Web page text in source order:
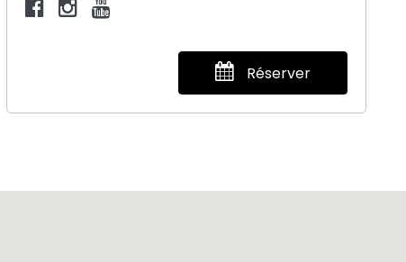
Réserver